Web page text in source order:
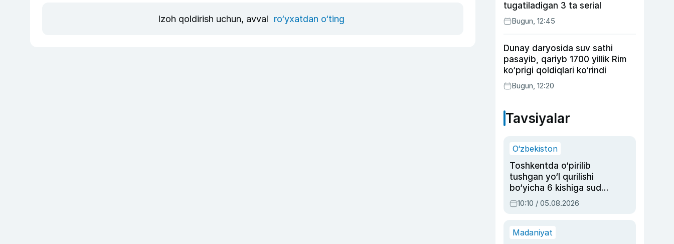
Izoh qoldirish uchun, avval ro‘yxatdan o‘ting
tugatiladigan 3 ta serial
Bugun, 12:45
Dunay daryosida suv sathi
pasayib, qariyb 1700 yillik Rim
ko‘prigi qoldiqlari ko‘rindi
Bugun, 12:20
Tavsiyalar
O‘zbekiston
Toshkentda o‘pirilib
tushgan yo‘l qurilishi
bo‘yicha 6 kishiga sud
hukmi o‘qildi
10:10 / 05.08.2026
Madaniyat